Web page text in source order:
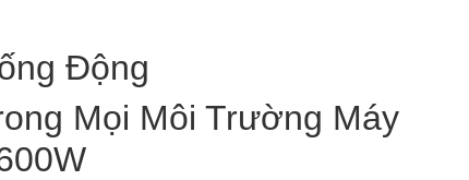
Động
Mọi Môi Trường Máy